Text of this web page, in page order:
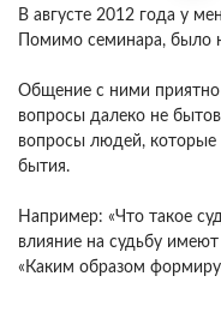
В августе 2012 года у
Помимо семинара, было
Общение с ними приятно
вопросы далеко не
вопросы людей, которые
бытия.
Например: «Что такое
влияние на судьбу
«Каким образом